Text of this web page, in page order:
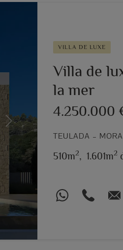
Next
VILLA DE LUXE
Villa de
la mer
4.250.000
TEULADA –
510m2, 1.601m2